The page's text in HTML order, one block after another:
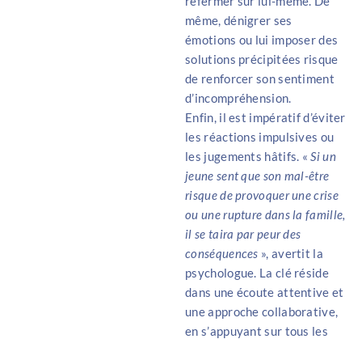
même, dénigrer ses
émotions ou lui imposer des
solutions précipitées risque
de renforcer son sentiment
d’incompréhension.
Enfin, il est impératif d’éviter
les réactions impulsives ou
les jugements hâtifs. «Si un
jeune sent que son mal-être
risque de provoquer une crise
ou une rupture dans la famille,
il se taira par peur des
conséquences », avertit la
psychologue. La clé réside
dans une écoute attentive et
une approche collaborative,
en s’appuyant sur tous les